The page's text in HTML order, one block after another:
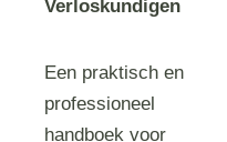
Verloskundigen
Een praktisch en
professioneel
handboek voor